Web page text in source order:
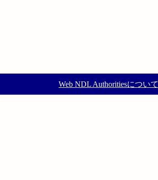
Web NDL Authoritiesについて